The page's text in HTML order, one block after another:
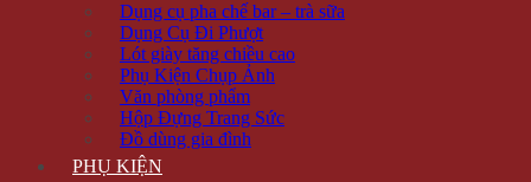
Dụng cụ pha chế bar – trà sữa
Dụng Cụ Đi Phượt
Lót giày tăng chiều cao
Phụ Kiện Chụp Ảnh
Văn phòng phẩm
Hộp Đựng Trang Sức
Đồ dùng gia đình
PHỤ KIỆN